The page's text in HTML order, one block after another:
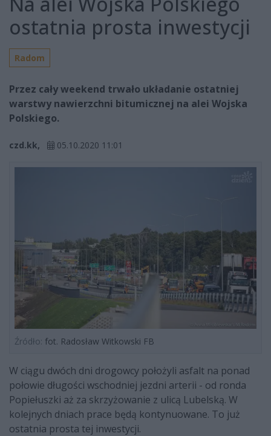
ostatnia prosta inwestycji
Radom
Przez cały weekend trwało układanie ostatniej
warstwy nawierzchni bitumicznej na alei Wojska
Polskiego.
czd.kk, 05.10.2020 11:01
Źródło: fot. Radosław Witkowski FB
W ciągu dwóch dni drogowcy położyli asfalt na ponad
połowie długości wschodniej jezdni arterii - od ronda
Popiełuszki aż za skrzyżowanie z ulicą Lubelską. W
kolejnych dniach prace będą kontynuowane. To już
ostatnia prosta tej inwestycji.